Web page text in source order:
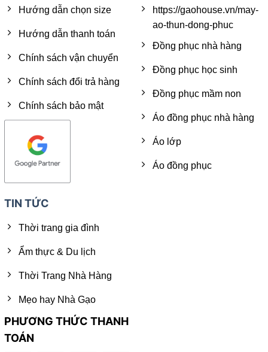
Hướng dẫn chọn size
Hướng dẫn thanh toán
Chính sách vận chuyển
Chính sách đổi trả hàng
Chính sách bảo mật
https://gaohouse.vn/may-
ao-thun-dong-phuc
Đồng phục nhà hàng
Đồng phục học sinh
Đồng phục mầm non
Áo đồng phục nhà hàng
Áo lớp
Áo đồng phục
TIN TỨC
Thời trang gia đình
Ẩm thực & Du lịch
Thời Trang Nhà Hàng
Mẹo hay Nhà Gạo
PHƯƠNG THỨC THANH
TOÁN